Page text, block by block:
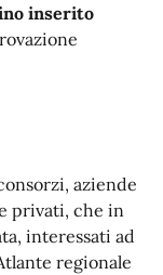
inserito
aziende
privati, che in
interessati ad
regionale